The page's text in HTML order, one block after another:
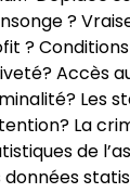
?
?
Accès
Les
La
de
données